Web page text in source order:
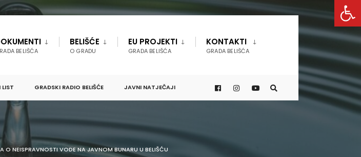
BELIŠĆA
BELIŠĆE
O GRADU
EU PROJEKTI
GRADA BELIŠĆA
KONTAKTI
GRADA BELIŠĆA
LIST GRADSKI RADIO BELIŠĆE JAVNI NATJEČAJI
NEISPRAVNOSTI VODE NA JAVNOM BUNARU U BELIŠĆU